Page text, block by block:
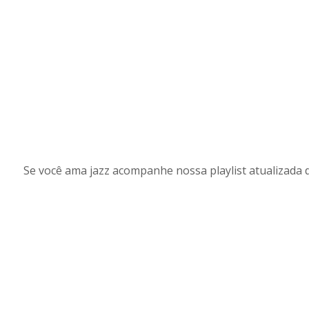
Se você ama jazz acompanhe nossa playlist atualizada